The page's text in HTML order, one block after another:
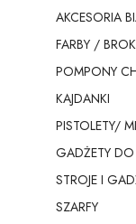
AKCESORIA
FARBY /
POMPONY
KAJDANKI
PISTOLETY/
GADŻETY DO
STROJE I
SZARFY